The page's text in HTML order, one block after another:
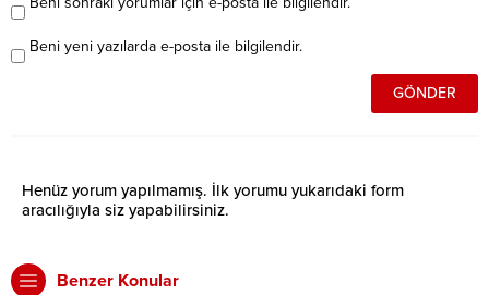
Beni yeni yazılarda e-posta ile bilgilendir.
Henüz yorum yapılmamış. İlk yorumu yukarıdaki form
aracılığıyla siz yapabilirsiniz.
Benzer Konular